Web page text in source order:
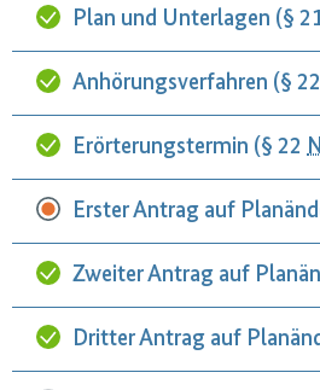
Plan und Unterlagen (§
Anhörungsverfahren (§ 22
Erörterungstermin (§ 22
Erster Antrag auf
Zweiter Antrag auf
Dritter Antrag auf